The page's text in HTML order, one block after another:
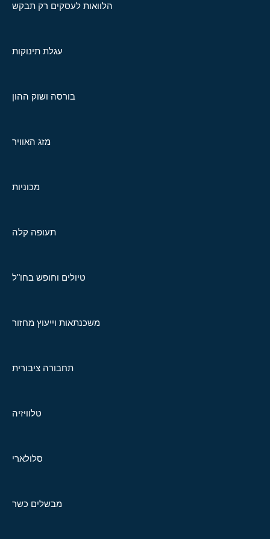
הלוואות לעסקים רק תבקש
עגלת תינוקות
בורסה ושוק ההון
מזג האוויר
מכוניות
תעופה קלה
טיולים וחופש בחו"ל
משכנתאות וייעוץ מחזור
תחבורה ציבורית
טלוויזיה
סלולארי
מבשלים כשר